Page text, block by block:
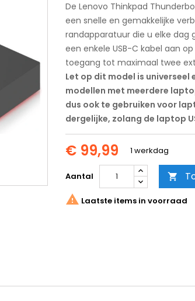
De Lenovo Thinkpad
een snelle en gemakkelijke
randapparatuur die u elke dag
een enkele USB-C kabel aan
toegang tot maximaal twee
Let op dit model is universeel
modellen met meerdere
dus ook te gebruiken voor
dergelijke, zolang de laptop
€ 99,99 1 werkdag
Aantal 
 Laatste items in voorraad